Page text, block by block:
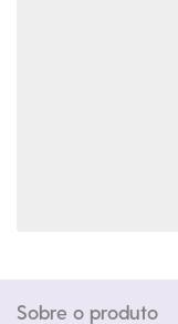
Sobre o produto